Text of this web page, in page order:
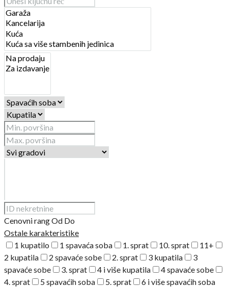
Cenovni rangOd Do
Ostale karakteristike
1 kupatilo
1 spavaća soba 1. sprat 10. sprat
11+
2 kupatila
2 spavaće sobe 2. sprat 3 kupatila
3
spavaće sobe
3. sprat 4 i više kupatila
4 spavaće sobe
4. sprat
5 spavaćih soba 5. sprat
6 i više spavaćih soba